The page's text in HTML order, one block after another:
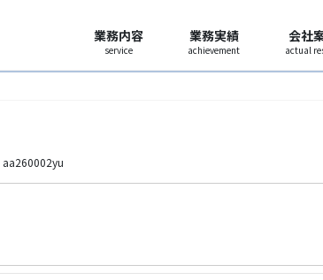
業務内容
service
業務実績
achievement
会社
actual
aa260002yu